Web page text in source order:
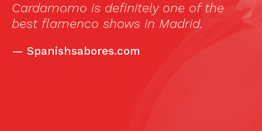
Cardamomo is definitely one of the
best flamenco shows in Madrid.
— Spanishsabores.com